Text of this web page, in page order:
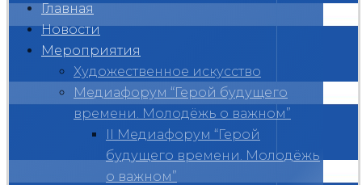
Главная
Новости
Мероприятия
Художественное искусство
Медиафорум “Герой будущего
времени. Молодёжь о важном”
II Медиафорум “Герой
будущего времени. Молодёжь
о важном”